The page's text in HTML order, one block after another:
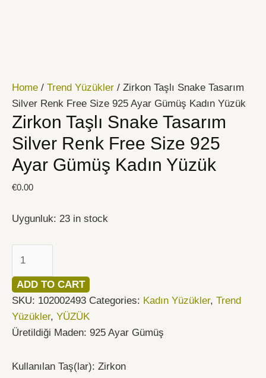
Home / Trend Yüzükler / Zirkon Taşlı Snake Tasarım
Silver Renk Free Size 925 Ayar Gümüş Kadın Yüzük
Zirkon Taşlı Snake Tasarım
Silver Renk Free Size 925
Ayar Gümüş Kadın Yüzük
€0.00
Uygunluk: 23 in stock
Renk
Free
Size
925
Ayar
Gümüş
Kadın
quantity
ADD TO CART
SKU: 102002493 Categories: Kadın Yüzükler, Trend
Yüzükler, YÜZÜK
Üretildiği Maden: 925 Ayar Gümüş
Kullanılan Taş(lar): Zirkon